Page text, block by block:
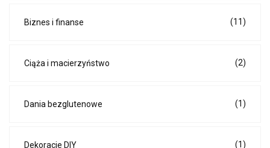
Biznes i finanse (11)
Ciąża i macierzyństwo (2)
Dania bezglutenowe (1)
Dekoracje DIY (1)